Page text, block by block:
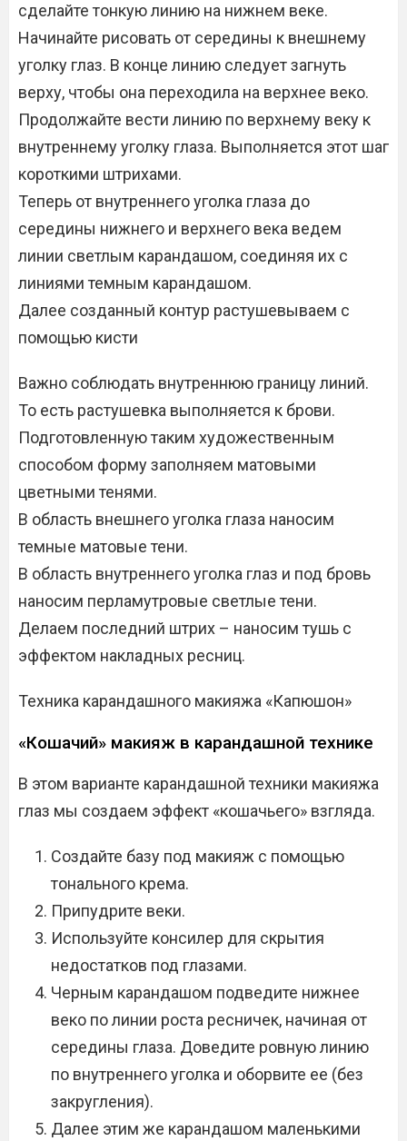
сделайте тонкую линию на нижнем веке.
Начинайте рисовать от середины к внешнему
уголку глаз. В конце линию следует загнуть
верху, чтобы она переходила на верхнее веко.
Продолжайте вести линию по верхнему веку к
внутреннему уголку глаза. Выполняется этот шаг
короткими штрихами.
Теперь от внутреннего уголка глаза до
середины нижнего и верхнего века ведем
линии светлым карандашом, соединяя их с
линиями темным карандашом.
Далее созданный контур растушевываем с
помощью кисти
Важно соблюдать внутреннюю границу линий.
То есть растушевка выполняется к брови.
Подготовленную таким художественным
способом форму заполняем матовыми
цветными тенями.
В область внешнего уголка глаза наносим
темные матовые тени.
В область внутреннего уголка глаз и под бровь
наносим перламутровые светлые тени.
Делаем последний штрих – наносим тушь с
эффектом накладных ресниц.
Техника карандашного макияжа «Капюшон»
«Кошачий» макияж в карандашной технике
В этом варианте карандашной техники макияжа
глаз мы создаем эффект «кошачьего» взгляда.
Создайте базу под макияж с помощью
тонального крема.
Припудрите веки.
Используйте консилер для скрытия
недостатков под глазами.
Черным карандашом подведите нижнее
веко по линии роста ресничек, начиная от
середины глаза. Доведите ровную линию
по внутреннего уголка и оборвите ее (без
закругления).
Далее этим же карандашом маленькими